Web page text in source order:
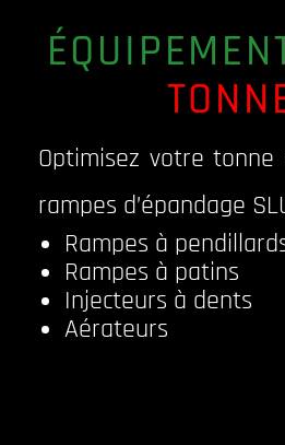
Optimisez votre
rampes d’épandage
Rampes à
Rampes à patins
Injecteurs à dents
Aérateurs